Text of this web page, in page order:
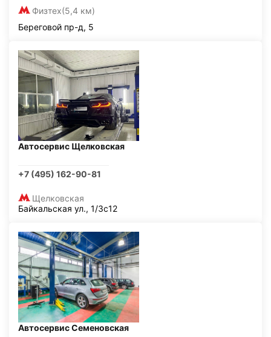
Физтех(5,4 км)
Береговой пр-д, 5
Автосервис Щелковская
+7 (495) 162-90-81
Щелковская
Байкальская ул., 1/3с12
Автосервис Семеновская